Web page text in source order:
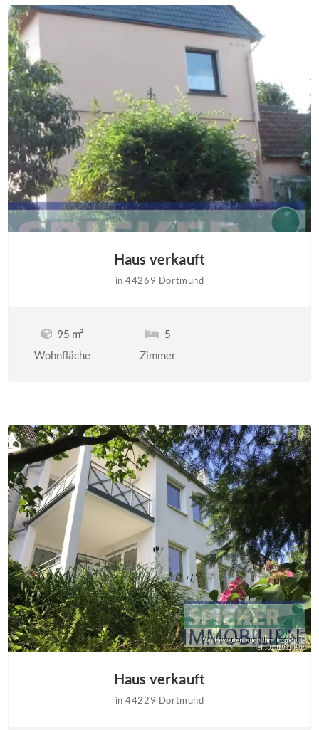
Haus verkauft
in 44269 Dortmund
95 m²
Wohnfläche
5
Zimmer
Haus verkauft
in 44229 Dortmund